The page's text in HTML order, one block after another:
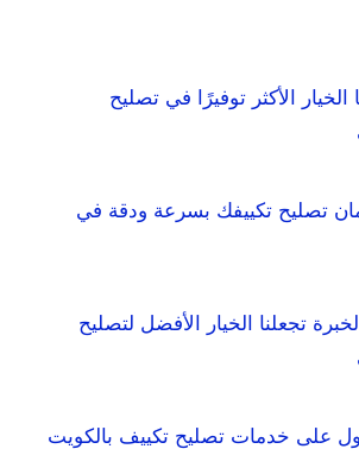
الخيار الأكثر توفيرًا في تصليح
تصليح تكييفك بسرعة ودقة في
تجعلنا الخيار الأفضل لتصليح
على خدمات تصليح تكييف بالكويت